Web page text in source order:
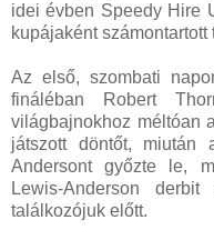
idei évben Speedy Hire
kupájaként számontartott
Az első, szombati
fináléban Robert
világbajnokhoz méltóan
játszott döntőt, miután
Andersont győzte le,
Lewis-Anderson
találkozójuk előtt.